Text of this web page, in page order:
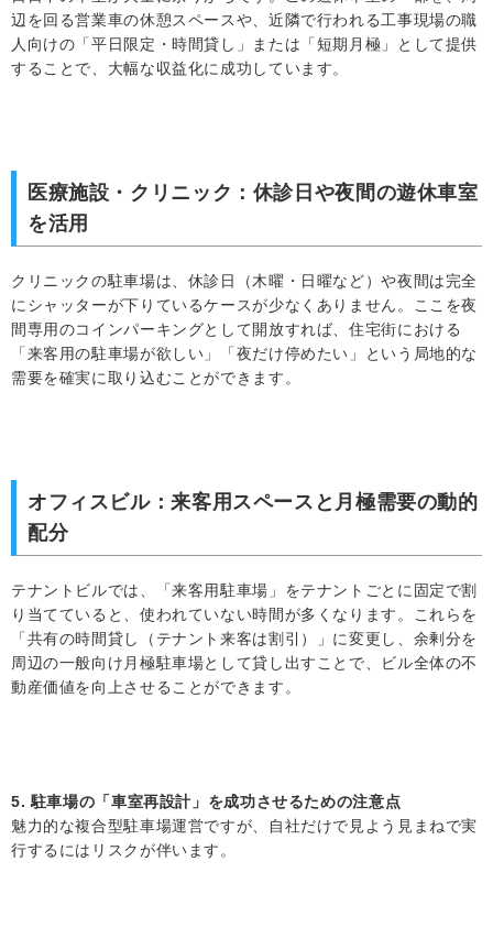
辺を回る営業車の休憩スペースや、近隣で行われる工事現場の職
人向けの「平日限定・時間貸し」または「短期月極」として提供
することで、大幅な収益化に成功しています。
医療施設・クリニック：休診日や夜間の遊休車室
を活用
クリニックの駐車場は、休診日（木曜・日曜など）や夜間は完全
にシャッターが下りているケースが少なくありません。ここを夜
間専用のコインパーキングとして開放すれば、住宅街における
「来客用の駐車場が欲しい」「夜だけ停めたい」という局地的な
需要を確実に取り込むことができます。
オフィスビル：来客用スペースと月極需要の動的
配分
テナントビルでは、「来客用駐車場」をテナントごとに固定で割
り当てていると、使われていない時間が多くなります。これらを
「共有の時間貸し（テナント来客は割引）」に変更し、余剰分を
周辺の一般向け月極駐車場として貸し出すことで、ビル全体の不
動産価値を向上させることができます。
5. 駐車場の「車室再設計」を成功させるための注意点
魅力的な複合型駐車場運営ですが、自社だけで見よう見まねで実
行するにはリスクが伴います。